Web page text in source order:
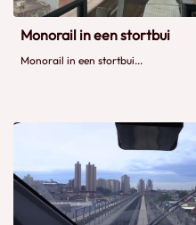
Monorail in een stortbui
Monorail in een stortbui...